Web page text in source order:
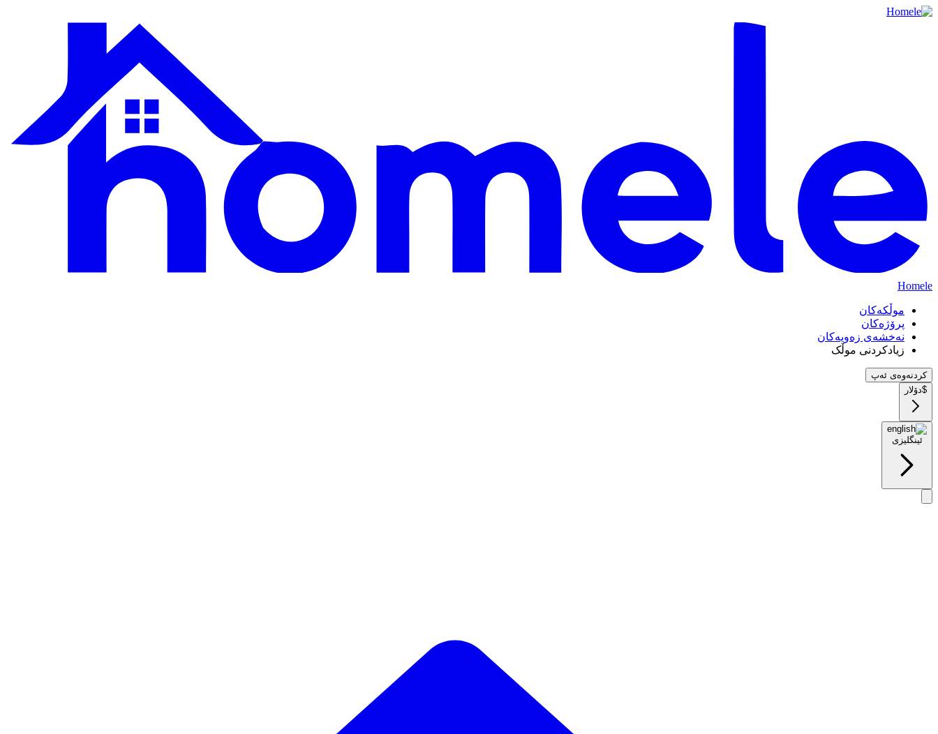
Homele
موڵکەکان
پرۆژەکان
نەخشەی زەویەکان
زیادکردنی موڵک
کردنەوەی ئەپ
$دۆلار
ئینگلیزی